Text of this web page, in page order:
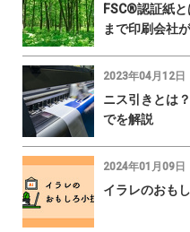
FSC®認証紙
まで印刷会社
2023年04月12日
ニス引きとは
でを解説
2024年01月09日
イラレのおも